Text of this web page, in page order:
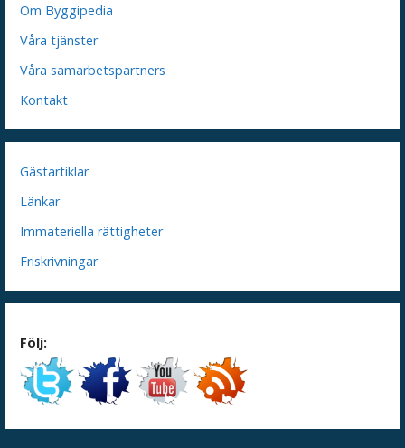
Om Byggipedia
Våra tjänster
Våra samarbetspartners
Kontakt
Gästartiklar
Länkar
Immateriella rättigheter
Friskrivningar
Följ: